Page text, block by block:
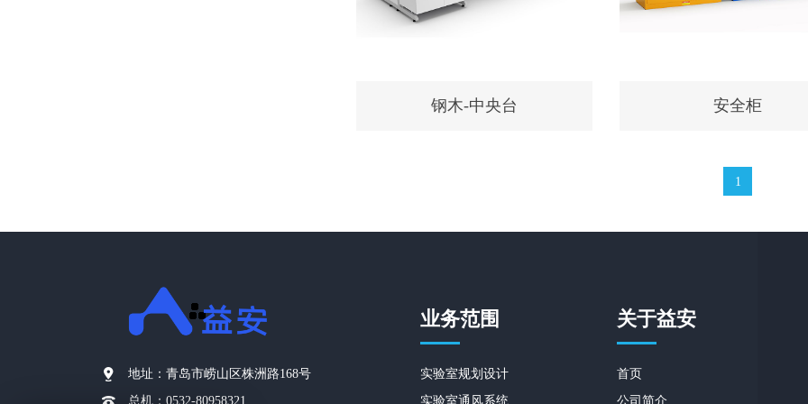
钢木-中央台 安全柜
1
地址： 青岛市崂山区株洲路168号
总机： 0532-80958321
业务范围
实验室规划设计
实验室通风系统
关于益安
首页
公司简介